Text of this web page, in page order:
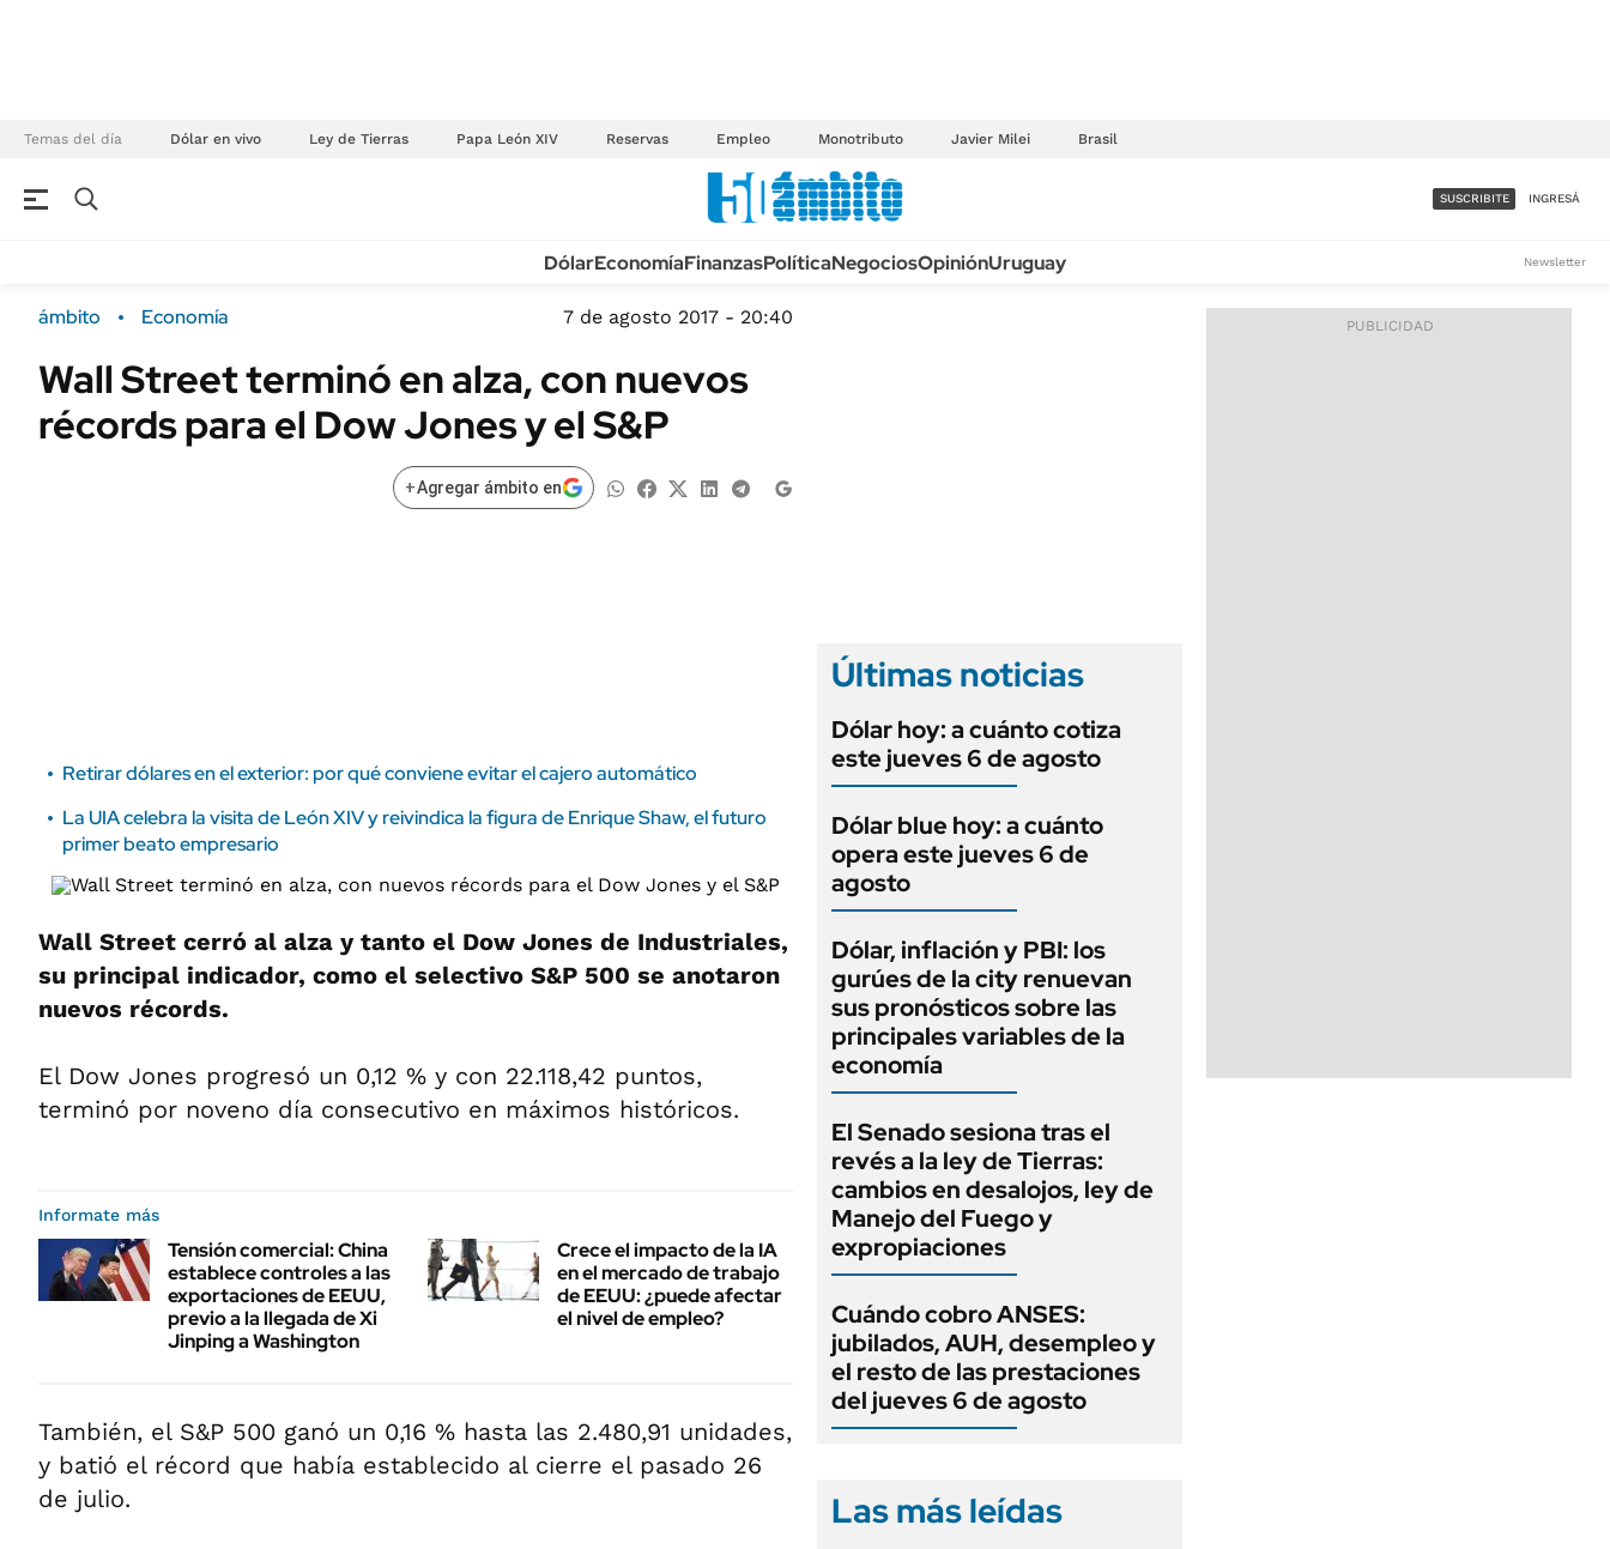
Temas del día Dólar en vivo Ley de Tierras Papa León XIV Reservas Empleo Monotributo Javier Milei Brasil
Campo
FINANZAS
Sustentabilidad
POLÍTICA
TECNOLOGÍA
MÉXICO
MUNDO
INFORMACIÓN GENERAL
ACCESO FULL - $1.800/MES
SUSCRIBITE INGRESÁ
DólarEconomíaFinanzasPolíticaNegociosOpiniónUruguay Newsletter
ámbito Economía 7 de agosto 2017 - 20:40
Wall Street terminó en alza, con nuevos
récords para el Dow Jones y el S&P
+Agregar ámbito en
Retirar dólares en el exterior: por qué conviene evitar el cajero automático
La UIA celebra la visita de León XIV y reivindica la figura de Enrique Shaw, el futuro
primer beato empresario
Wall Street cerró al alza y tanto el Dow Jones de Industriales,
su principal indicador, como el selectivo S&P 500 se anotaron
nuevos récords.
El Dow Jones progresó un 0,12 % y con 22.118,42 puntos,
terminó por noveno día consecutivo en máximos históricos.
Informate más
Tensión comercial: China
establece controles a las
exportaciones de EEUU,
previo a la llegada de Xi
Jinping a Washington
Crece el impacto de la IA
en el mercado de trabajo
de EEUU: ¿puede afectar
el nivel de empleo?
También, el S&P 500 ganó un 0,16 % hasta las 2.480,91 unidades,
y batió el récord que había establecido al cierre el pasado 26
de julio.
Últimas noticias
Dólar hoy: a cuánto cotiza
este jueves 6 de agosto
Dólar blue hoy: a cuánto
opera este jueves 6 de
agosto
Dólar, inflación y PBI: los
gurúes de la city renuevan
sus pronósticos sobre las
principales variables de la
economía
El Senado sesiona tras el
revés a la ley de Tierras:
cambios en desalojos, ley de
Manejo del Fuego y
expropiaciones
Cuándo cobro ANSES:
jubilados, AUH, desempleo y
el resto de las prestaciones
del jueves 6 de agosto
Las más leídas